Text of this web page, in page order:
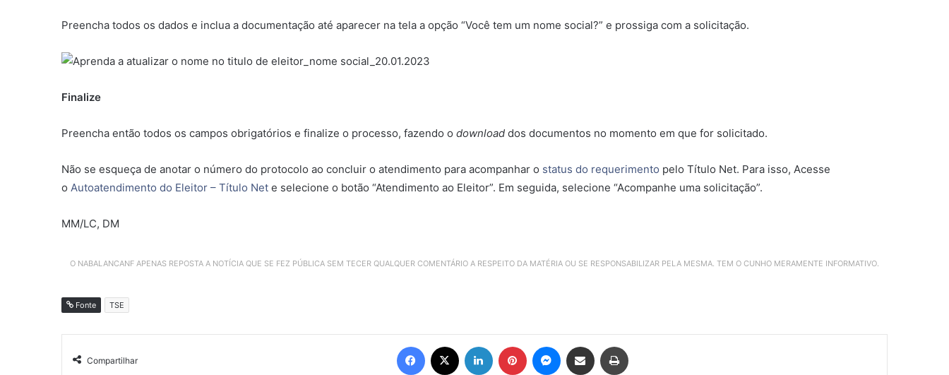
Preencha todos os dados e inclua a documentação até aparecer na tela a opção “Você tem um nome social?” e prossiga com a solicitação.
Finalize
Preencha então todos os campos obrigatórios e finalize o processo, fazendo o download dos documentos no momento em que for solicitado.
Não se esqueça de anotar o número do protocolo ao concluir o atendimento para acompanhar o status do requerimento pelo Título Net. Para isso, Acesse
o Autoatendimento do Eleitor – Título Net e selecione o botão “Atendimento ao Eleitor”. Em seguida, selecione “Acompanhe uma solicitação”.
MM/LC, DM
O NABALANCANF APENAS REPOSTA A NOTÍCIA QUE SE FEZ PÚBLICA SEM TECER QUALQUER COMENTÁRIO A RESPEITO DA MATÉRIA OU SE RESPONSABILIZAR PELA MESMA. TEM O CUNHO MERAMENTE INFORMATIVO.
Fonte TSE
Compartilhar